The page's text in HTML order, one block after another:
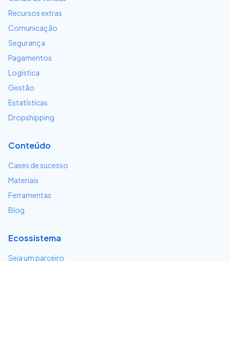
Recursos extras
Comunicação
Segurança
Pagamentos
Logística
Gestão
Estatísticas
Dropshipping
Conteúdo
Cases de sucesso
Materiais
Ferramentas
Blog
Ecossistema
Seja um parceiro